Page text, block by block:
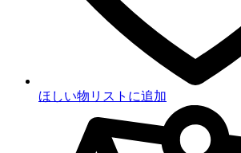
ほしい物リストに追加